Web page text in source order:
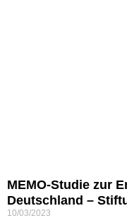
MEMO-Studie zur
Deutschland –
10/03/2023